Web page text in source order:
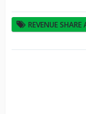
REVENUE